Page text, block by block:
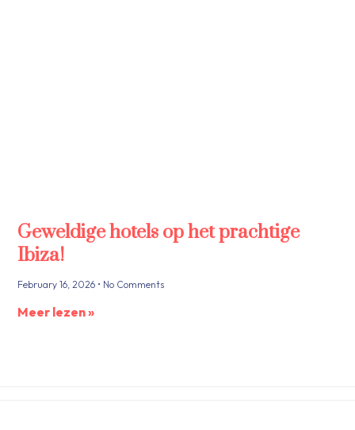
Geweldige hotels op het prachtige
Ibiza!
February 16, 2026 No Comments
Meer lezen »